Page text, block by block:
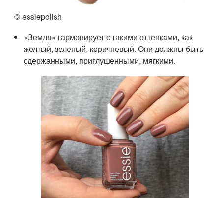
© essiepolish
«Земля» гармонирует с такими оттенками, как
желтый, зеленый, коричневый. Они должны быть
сдержанными, приглушенными, мягкими.